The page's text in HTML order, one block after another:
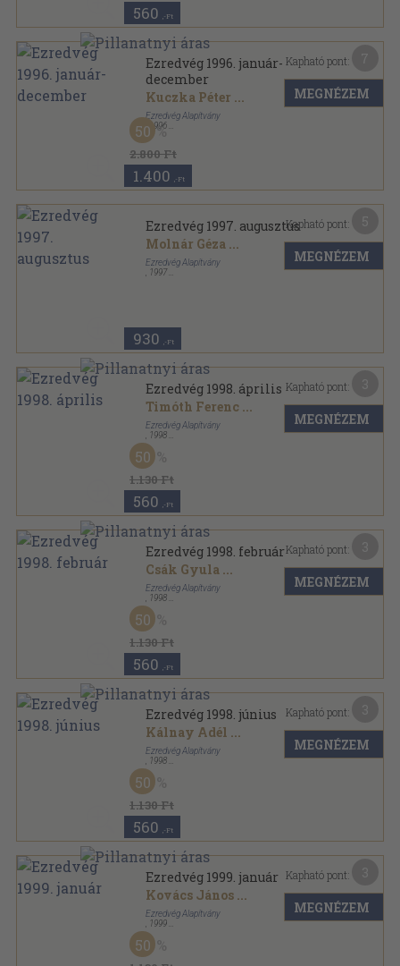
560 ,-Ft
Ezredvég 1996. január-
december
Kuczka Péter ...
Ezredvég Alapítvány
, 1996
Ragasztott papírkötés
Ezredvég sorozat
2.800 Ft
50
1.400 ,-Ft
Kapható pont:
MEGNÉZEM
Ezredvég 1997. augusztus
Molnár Géza ...
Ezredvég Alapítvány
1997
930 ,-Ft
Kapható pont:
MEGNÉZEM
Ezredvég 1998. április
Timóth Ferenc ...
Ezredvég Alapítvány
1998
Ragasztott papírkötés
Ezredvég sorozat
1.130 Ft
50
560 ,-Ft
Kapható pont:
MEGNÉZEM
Ezredvég 1998. február
Csák Gyula ...
Ezredvég Alapítvány
1998
Ragasztott papírkötés
Ezredvég sorozat
1.130 Ft
50
560 ,-Ft
Kapható pont:
MEGNÉZEM
Ezredvég 1998. június
Kálnay Adél ...
Ezredvég Alapítvány
1998
Ragasztott papírkötés
Ezredvég sorozat
1.130 Ft
50
560 ,-Ft
Kapható pont:
MEGNÉZEM
Ezredvég 1999. január
Kovács János ...
Ezredvég Alapítvány
1999
Ragasztott papírkötés
Ezredvég sorozat
50
Kapható pont:
MEGNÉZEM